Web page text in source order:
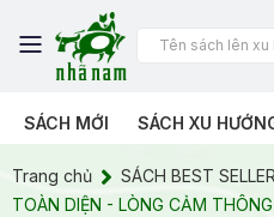
SÁCH MỚI SÁCH XU
Trang chủ SÁCH BEST
TOÀN DIỆN - LÒNG CẢM THÔNG